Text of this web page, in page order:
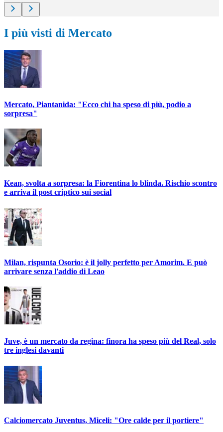
I più visti di Mercato
Mercato, Piantanida: "Ecco chi ha speso di più, podio a
sorpresa"
Kean, svolta a sorpresa: la Fiorentina lo blinda. Rischio scontro
e arriva il post criptico sui social
Milan, rispunta Osorio: è il jolly perfetto per Amorim. E può
arrivare senza l'addio di Leao
Juve, è un mercato da regina: finora ha speso più del Real, solo
tre inglesi davanti
Calciomercato Juventus, Miceli: "Ore calde per il portiere"